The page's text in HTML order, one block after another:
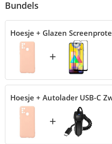
Bundels
Hoesje + Glazen
+
Hoesje + Autolader USB-C
+